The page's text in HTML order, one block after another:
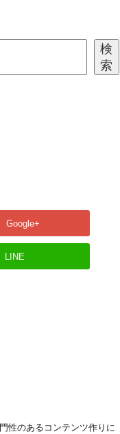
検
索
Google+
LINE
のあるコンテンツ作りに